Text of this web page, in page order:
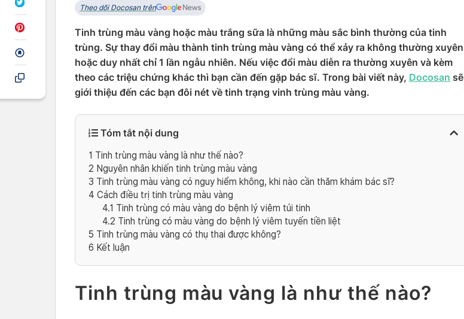
Theo dõi Docosan trên
Tinh trùng màu vàng hoặc màu trắng sữa là những màu sắc bình thường của tinh
trùng. Sự thay đổi màu thành tinh trùng màu vàng có thể xảy ra không thường xuyên
hoặc duy nhất chỉ 1 lần ngẫu nhiên. Nếu việc đổi màu diễn ra thường xuyên và kèm
theo các triệu chứng khác thì bạn cần đến gặp bác sĩ. Trong bài viết này, Docosan sẽ
giới thiệu đến các bạn đôi nét về tinh trạng vinh trùng màu vàng.
Tóm tắt nội dung
1 Tinh trùng màu vàng là như thế nào?
2 Nguyên nhân khiến tinh trùng màu vàng
3 Tinh trùng màu vàng có nguy hiểm không, khi nào cần thăm khám bác sĩ?
4 Cách điều trị tinh trùng màu vàng
4.1 Tinh trùng có màu vàng do bệnh lý viêm túi tinh
4.2 Tinh trùng có màu vàng do bệnh lý viêm tuyến tiền liệt
5 Tinh trùng màu vàng có thụ thai được không?
6 Kết luận
Tinh trùng màu vàng là như thế nào?